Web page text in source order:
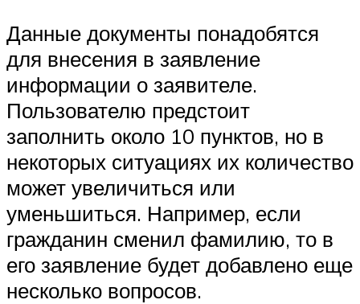
Данные документы понадобятся
для внесения в заявление
информации о заявителе.
Пользователю предстоит
заполнить около 10 пунктов, но в
некоторых ситуациях их количество
может увеличиться или
уменьшиться. Например, если
гражданин сменил фамилию, то в
его заявление будет добавлено еще
несколько вопросов.